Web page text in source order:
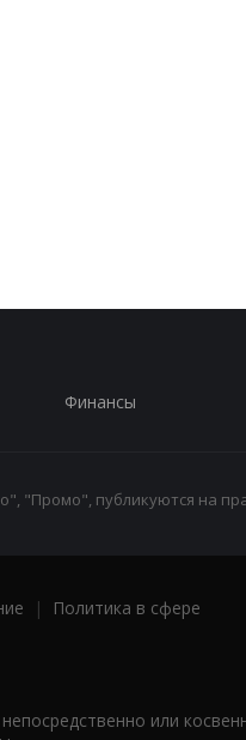
Финансы
"Промо", публикуются на
|
Политика в сфере
или